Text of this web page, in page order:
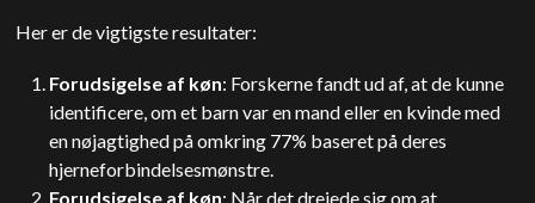
Her er de vigtigste resultater:
Forudsigelse af køn: Forskerne fandt ud af, at de kunne
identificere, om et barn var en mand eller en kvinde med
en nøjagtighed på omkring 77% baseret på deres
hjerneforbindelsesmønstre.
Forudsigelse af køn: Når det drejede sig om at